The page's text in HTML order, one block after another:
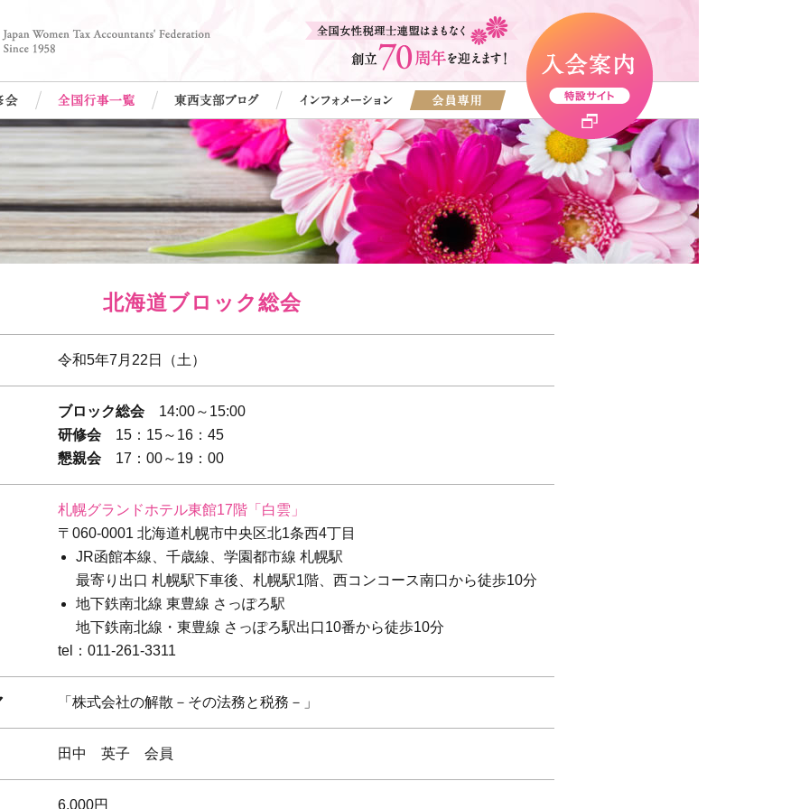
北海道ブロック総会
令和5年7月22日（土）
ブロック総会14:00～15:00
研修会15：15～16：45
懇親会17：00～19：00
札幌グランドホテル東館17階「白雲」
〒060-0001 北海道札幌市中央区北1条西4丁目
JR函館本線、千歳線、学園都市線 札幌駅
最寄り出口 札幌駅下車後、札幌駅1階、西コンコース南口から徒歩10分
地下鉄南北線 東豊線 さっぽろ駅
地下鉄南北線・東豊線 さっぽろ駅出口10番から徒歩10分
tel：011-261-3311
「株式会社の解散－その法務と税務－」
田中 英子 会員
6,000円